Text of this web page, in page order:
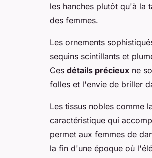
les hanches plutôt qu'à la
des femmes.
Les ornements
sequins scintillants et
Ces détails précieux ne
folles et l'envie de briller
Les tissus nobles comme
caractéristique qui
permet aux femmes de
la fin d'une époque où